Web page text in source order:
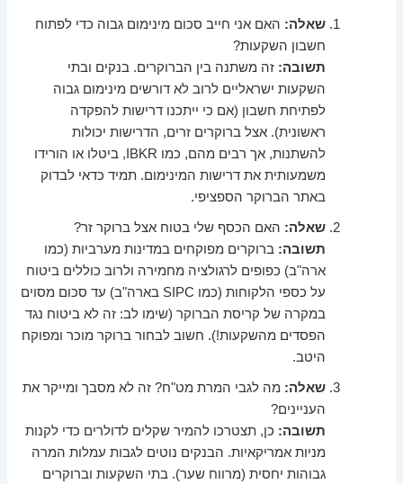
שאלה: האם אני חייב סכום מינימום גבוה כדי לפתוח
חשבון השקעות?
תשובה: זה משתנה בין הברוקרים. בנקים ובתי
השקעות ישראליים לרוב לא דורשים מינימום גבוה
לפתיחת חשבון (אם כי ייתכנו דרישות להפקדה
ראשונית). אצל ברוקרים זרים, הדרישות יכולות
להשתנות, אך רבים מהם, כמו IBKR, ביטלו או הורידו
משמעותית את דרישות המינימום. תמיד כדאי לבדוק
באתר הברוקר הספציפי.
שאלה: האם הכסף שלי בטוח אצל ברוקר זר?
תשובה: ברוקרים מפוקחים במדינות מערביות (כמו
ארה"ב) כפופים לרגולציה מחמירה ולרוב כוללים ביטוח
על כספי הלקוחות (כמו SIPC בארה"ב) עד סכום מסוים
במקרה של קריסת הברוקר (שימו לב: זה לא ביטוח נגד
הפסדים מהשקעות!). חשוב לבחור ברוקר מוכר ומפוקח
היטב.
שאלה: מה לגבי המרת מט"ח? זה לא מסבך ומייקר את
העניינים?
תשובה: כן, תצטרכו להמיר שקלים לדולרים כדי לקנות
מניות אמריקאיות. הבנקים נוטים לגבות עמלות המרה
גבוהות יחסית (מרווח שער). בתי השקעות וברוקרים